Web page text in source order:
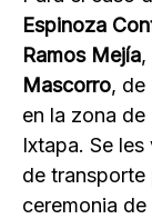
Espinoza
Ramos Mejía,
Mascorro, de
en la zona
Ixtapa. Se
de transporte
ceremonia